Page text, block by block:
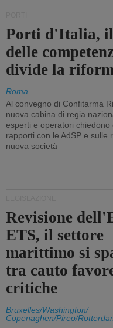
Porti d'Italia,
delle
divide la
Roma
Al convegno di Confitarma
nuova cabina di regia
esperti e operatori chiedono
rapporti con le AdSP e sulle
nuova società
Revisione
ETS, il settore
marittimo si
tra cauto
critiche
Bruxelles/Washington/
Copenaghen/Pireo/